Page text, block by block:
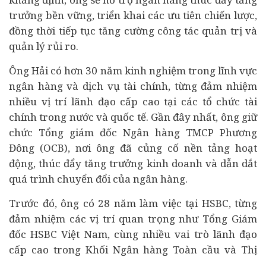
trưởng bền vững, triển khai các ưu tiên chiến lược,
đồng thời tiếp tục tăng cường công tác quản trị và
quản lý rủi ro.
Ông Hải có hơn 30 năm kinh nghiệm trong lĩnh vực
ngân hàng và dịch vụ tài chính, từng đảm nhiệm
nhiều vị trí lãnh đạo cấp cao tại các tổ chức tài
chính trong nước và quốc tế. Gần đây nhất, ông giữ
chức Tổng giám đốc Ngân hàng TMCP Phương
Đông (OCB), nơi ông đã củng cố nền tảng hoạt
động, thúc đẩy tăng trưởng kinh doanh và dẫn dắt
quá trình chuyển đổi của ngân hàng.
Trước đó, ông có 28 năm làm việc tại HSBC, từng
đảm nhiệm các vị trí quan trọng như Tổng Giám
đốc HSBC Việt Nam, cùng nhiều vai trò lãnh đạo
cấp cao trong Khối Ngân hàng Toàn cầu và Thị